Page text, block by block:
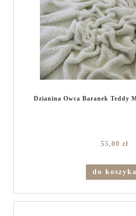
Dzianina Owca Baranek Teddy
55,00 zł
do koszyka